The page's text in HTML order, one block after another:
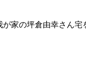
家の坪倉由幸さん